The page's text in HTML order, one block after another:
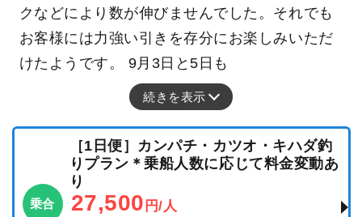
クなどにより数が伸びませんでした。それでも
お客様には力強い引きを存分にお楽しみいただ
けたようです。 9月3日と5日も
続きを表示
乗合
［1日便］カンパチ・カツオ・キハダ釣
りプラン＊乗船人数に応じて料金変動あ
り
27,500 円/人